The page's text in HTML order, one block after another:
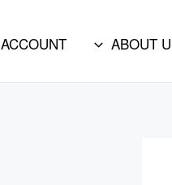
ABOUT
ACCOUNT